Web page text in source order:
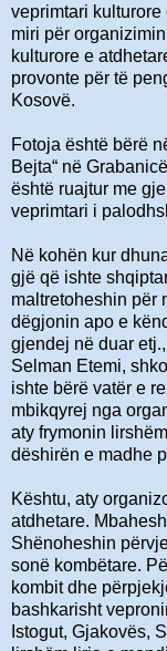
veprimtari
miri për
kulturore e
provonte për të
Kosovë.
Fotoja është bërë
Bejta“ në
është ruajtur me
veprimtari i
Në kohën kur
gjë që ishte
maltretoheshin për
dëgjonin apo e
gjendej në duar
Selman Etemi,
ishte bërë vatër e
mbikqyrej nga
aty frymonin
dëshirën e madhe
Kështu, aty
atdhetare.
Shënoheshin
sonë kombëtare.
kombit dhe
bashkarisht
Istogut, Gjakovës,